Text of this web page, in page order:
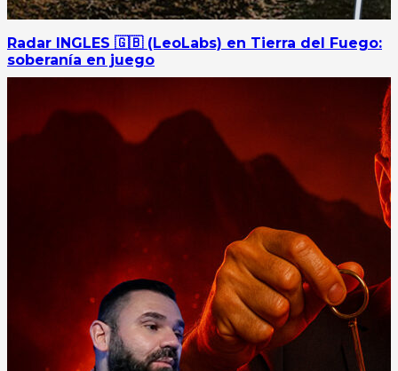
Radar INGLES 🇬🇧 (LeoLabs) en Tierra del Fuego:
soberanía en juego